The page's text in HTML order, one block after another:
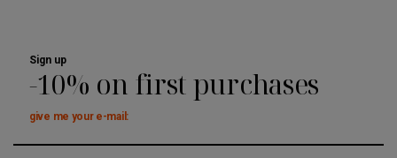
Sign up
-10% on first purchases
give me your e-mail: